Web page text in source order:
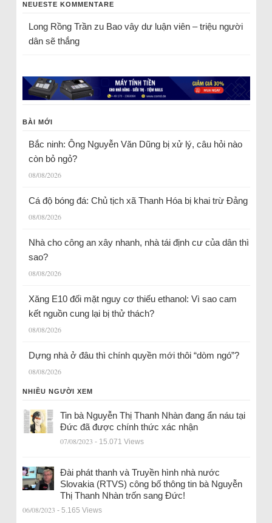
NEUESTE KOMMENTARE
Long Rồng Trầnzu Bao vây dư luận viên – triệu người
dân sẽ thắng
BÀI MỚI
Bắc ninh: Ông Nguyễn Văn Dũng bị xử lý, câu hỏi nào
còn bỏ ngỏ?
08/08/2026
Cá độ bóng đá: Chủ tịch xã Thanh Hóa bị khai trừ Đảng
08/08/2026
Nhà cho công an xây nhanh, nhà tái định cư của dân thì
sao?
08/08/2026
Xăng E10 đối mặt nguy cơ thiếu ethanol: Vì sao cam
kết nguồn cung lại bị thử thách?
08/08/2026
Dựng nhà ở đâu thì chính quyền mới thôi “dòm ngó”?
08/08/2026
NHIỀU NGƯỜI XEM
Tin bà Nguyễn Thị Thanh Nhàn đang ẩn náu tại
Đức đã được chính thức xác nhận
07/08/2023 - 15.071 Views
Đài phát thanh và Truyền hình nhà nước
Slovakia (RTVS) công bố thông tin bà Nguyễn
Thị Thanh Nhàn trốn sang Đức!
06/08/2023 - 5.165 Views